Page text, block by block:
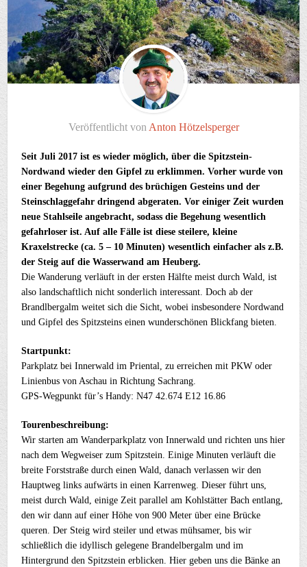
Veröffentlicht von Anton Hötzelsperger
Seit Juli 2017 ist es wieder möglich, über die Spitzstein-
Nordwand wieder den Gipfel zu erklimmen. Vorher wurde von
einer Begehung aufgrund des brüchigen Gesteins und der
Steinschlaggefahr dringend abgeraten. Vor einiger Zeit wurden
neue Stahlseile angebracht, sodass die Begehung wesentlich
gefahrloser ist. Auf alle Fälle ist diese steilere, kleine
Kraxelstrecke (ca. 5 – 10 Minuten) wesentlich einfacher als z.B.
der Steig auf die Wasserwand am Heuberg.
Die Wanderung verläuft in der ersten Hälfte meist durch Wald, ist
also landschaftlich nicht sonderlich interessant. Doch ab der
Brandlbergalm weitet sich die Sicht, wobei insbesondere Nordwand
und Gipfel des Spitzsteins einen wunderschönen Blickfang bieten.
Startpunkt:
Parkplatz bei Innerwald im Priental, zu erreichen mit PKW oder
Linienbus von Aschau in Richtung Sachrang.
GPS-Wegpunkt für’s Handy: N47 42.674 E12 16.86
Tourenbeschreibung:
Wir starten am Wanderparkplatz von Innerwald und richten uns hier
nach dem Wegweiser zum Spitzstein. Einige Minuten verläuft die
breite Forststraße durch einen Wald, danach verlassen wir den
Hauptweg links aufwärts in einen Karrenweg. Dieser führt uns,
meist durch Wald, einige Zeit parallel am Kohlstätter Bach entlang,
den wir dann auf einer Höhe von 900 Meter über eine Brücke
queren. Der Steig wird steiler und etwas mühsamer, bis wir
schließlich die idyllisch gelegene Brandelbergalm und im
Hintergrund den Spitzstein erblicken. Hier geben uns die Bänke an